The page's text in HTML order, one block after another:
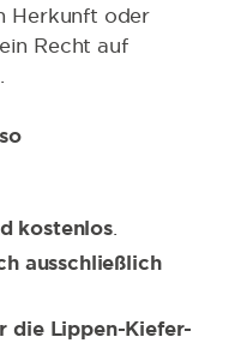
Herkunft oder
Recht auf
kostenlos.
ausschließlich
die Lippen-Kiefer-